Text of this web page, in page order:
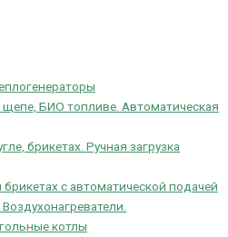
щепе, БИО топливе. Автоматическая
брикетах. Ручная загрузка
с автоматической подачей
котлы